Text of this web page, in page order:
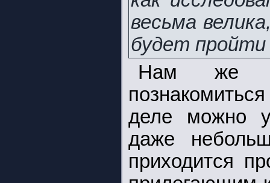
весьма
будет пройти
Нам же
деле можно
даже
приходится